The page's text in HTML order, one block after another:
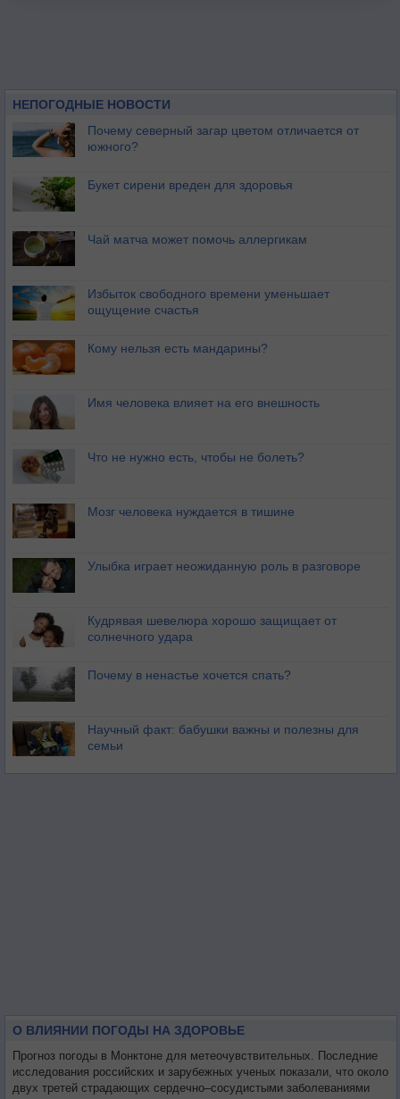
НЕПОГОДНЫЕ НОВОСТИ
Почему северный загар цветом отличается от
южного?
Букет сирени вреден для здоровья
Чай матча может помочь аллергикам
Избыток свободного времени уменьшает
ощущение счастья
Кому нельзя есть мандарины?
Имя человека влияет на его внешность
Что не нужно есть, чтобы не болеть?
Мозг человека нуждается в тишине
Улыбка играет неожиданную роль в разговоре
Кудрявая шевелюра хорошо защищает от
солнечного удара
Почему в ненастье хочется спать?
Научный факт: бабушки важны и полезны для
семьи
О ВЛИЯНИИ ПОГОДЫ НА ЗДОРОВЬЕ
Прогноз погоды в Монктоне для метеочувствительных. Последние
исследования российских и зарубежных ученых показали, что около
двух третей страдающих сердечно–сосудистыми заболеваниями